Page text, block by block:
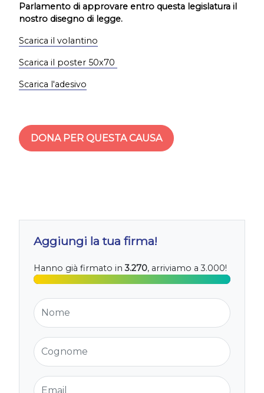
Parlamento di approvare entro questa legislatura il
nostro disegno di legge.
Scarica il volantino
Scarica il poster 50x70
Scarica l'adesivo
DONA PER QUESTA CAUSA
Aggiungi la tua firma!
Hanno già firmato in3.270, arriviamo a 3.000!
Nome
Cognome
Email